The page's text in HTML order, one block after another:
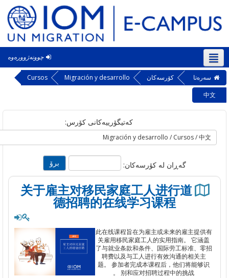
چوونەژوورەوە
کۆرسەکان Migración y desarrollo
Cursos
کەتیگۆرییەکانی کۆرس:
گه‌ڕان له‌ کۆرسه‌کان:
关于雇主对移民家庭工人进行道
德招聘的在线学习课程
此在线课程旨在为雇主或未来的雇主提
关雇用移民家庭工人的实用指南。
了与就业条款和条件、国际劳工标准、
聘费以及与工人进行有效沟通的相关
题。参加者完成本课程后，他们将能
别和应对招聘过程中的挑
。